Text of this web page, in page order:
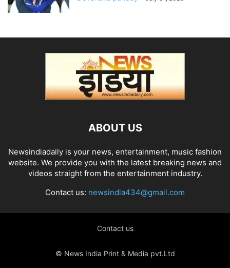
ABOUT US
Newsindiadaily is your news, entertainment, music fashion
website. We provide you with the latest breaking news and
videos straight from the entertainment industry.
Contact us: newsindia434@gmail.com
Contact us
© News India Print & Media pvt.Ltd